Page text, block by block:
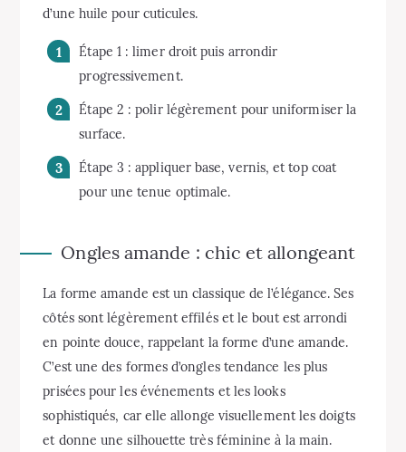
d’une huile pour cuticules.
Étape 1 : limer droit puis arrondir
progressivement.
Étape 2 : polir légèrement pour uniformiser la
surface.
Étape 3 : appliquer base, vernis, et top coat
pour une tenue optimale.
Ongles amande : chic et allongeant
La forme amande est un classique de l’élégance. Ses
côtés sont légèrement effilés et le bout est arrondi
en pointe douce, rappelant la forme d’une amande.
C’est une des formes d’ongles tendance les plus
prisées pour les événements et les looks
sophistiqués, car elle allonge visuellement les doigts
et donne une silhouette très féminine à la main.